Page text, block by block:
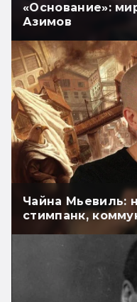
«Основание»:
Азимов
Чайна Мьевиль:
стимпанк,